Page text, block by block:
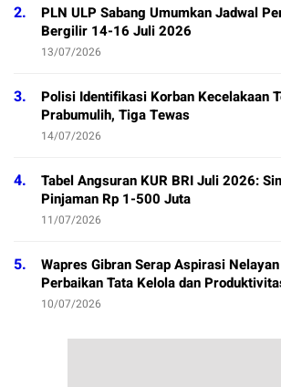
2.
PLN ULP Sabang Umumkan Jadwal
Bergilir 14-16 Juli 2026
13/07/2026
3.
Polisi Identifikasi Korban Kecelakaan
Prabumulih, Tiga Tewas
14/07/2026
4.
Tabel Angsuran KUR BRI Juli 2026:
Pinjaman Rp 1-500 Juta
11/07/2026
5.
Wapres Gibran Serap Aspirasi
Perbaikan Tata Kelola dan
10/07/2026